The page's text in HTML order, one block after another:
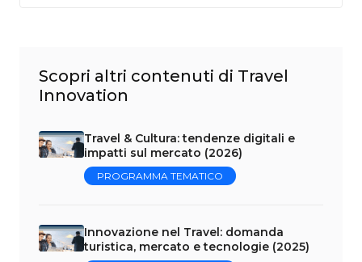
Scopri altri contenuti di Travel
Innovation
Travel & Cultura: tendenze digitali e
impatti sul mercato (2026)
PROGRAMMA TEMATICO
Innovazione nel Travel: domanda
turistica, mercato e tecnologie (2025)